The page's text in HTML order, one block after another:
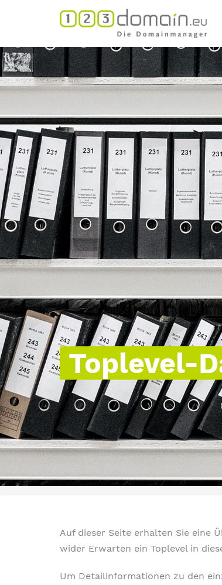
Toplevel-
Auf dieser Seite erhalten Sie eine
wider Erwarten ein Toplevel in
Um Detailinformationen zu den